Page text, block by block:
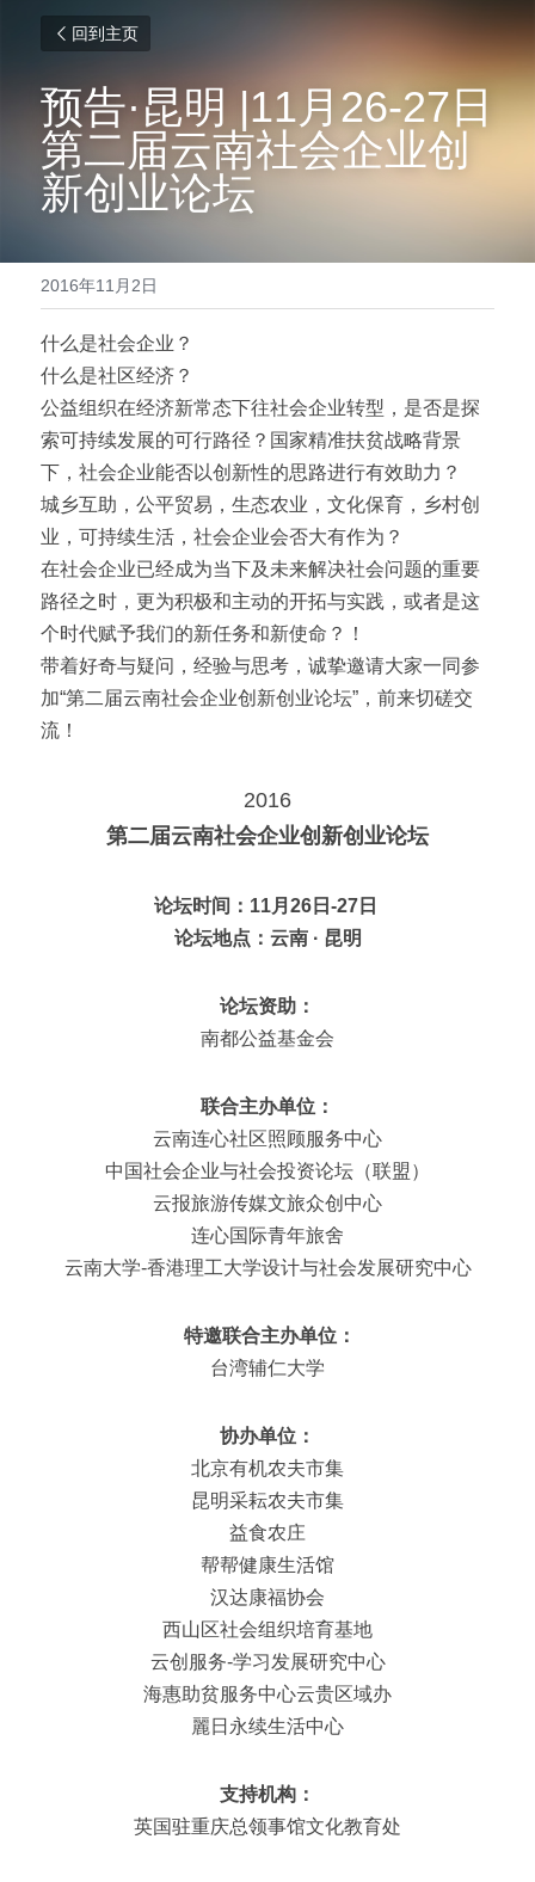
回到主页
预告·昆明 |11月26-27日
第二届云南社会企业创
新创业论坛
2016年11月2日
什么是社会企业？
什么是社区经济？
公益组织在经济新常态下往社会企业转型，是否是探
索可持续发展的可行路径？国家精准扶贫战略背景
下，社会企业能否以创新性的思路进行有效助力？
城乡互助，公平贸易，生态农业，文化保育，乡村创
业，可持续生活，社会企业会否大有作为？
在社会企业已经成为当下及未来解决社会问题的重要
路径之时，更为积极和主动的开拓与实践，或者是这
个时代赋予我们的新任务和新使命？！
带着好奇与疑问，经验与思考，诚挚邀请大家一同参
加“第二届云南社会企业创新创业论坛”，前来切磋交
流！
2016
第二届云南社会企业创新创业论坛
论坛时间：11月26日-27日
论坛地点：云南 · 昆明
论坛资助：
南都公益基金会
联合主办单位：
云南连心社区照顾服务中心
中国社会企业与社会投资论坛（联盟）
云报旅游传媒文旅众创中心
连心国际青年旅舍
云南大学-香港理工大学设计与社会发展研究中心
特邀联合主办单位：
台湾辅仁大学
协办单位：
北京有机农夫市集
昆明采耘农夫市集
益食农庄
帮帮健康生活馆
汉达康福协会
西山区社会组织培育基地
云创服务-学习发展研究中心
海惠助贫服务中心云贵区域办
麗日永续生活中心
支持机构：
英国驻重庆总领事馆文化教育处